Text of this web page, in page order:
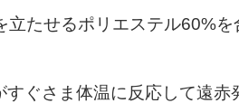
立たせるポリエステル60%
ぐさま体温に反応して遠赤